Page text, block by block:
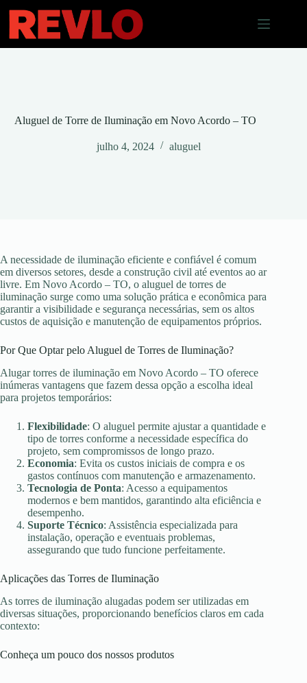
para
conteúdo
Aluguel de Torre de Iluminação em Novo Acordo – TO
julho 4, 2024 aluguel
A necessidade de iluminação eficiente e confiável é comum
em diversos setores, desde a construção civil até eventos ao ar
livre. Em Novo Acordo – TO, o aluguel de torres de
iluminação surge como uma solução prática e econômica para
garantir a visibilidade e segurança necessárias, sem os altos
custos de aquisição e manutenção de equipamentos próprios.
Por Que Optar pelo Aluguel de Torres de Iluminação?
Alugar torres de iluminação em Novo Acordo – TO oferece
inúmeras vantagens que fazem dessa opção a escolha ideal
para projetos temporários:
Flexibilidade: O aluguel permite ajustar a quantidade e
tipo de torres conforme a necessidade específica do
projeto, sem compromissos de longo prazo.
Economia: Evita os custos iniciais de compra e os
gastos contínuos com manutenção e armazenamento.
Tecnologia de Ponta: Acesso a equipamentos
modernos e bem mantidos, garantindo alta eficiência e
desempenho.
Suporte Técnico: Assistência especializada para
instalação, operação e eventuais problemas,
assegurando que tudo funcione perfeitamente.
Aplicações das Torres de Iluminação
As torres de iluminação alugadas podem ser utilizadas em
diversas situações, proporcionando benefícios claros em cada
contexto:
Conheça um pouco dos nossos produtos